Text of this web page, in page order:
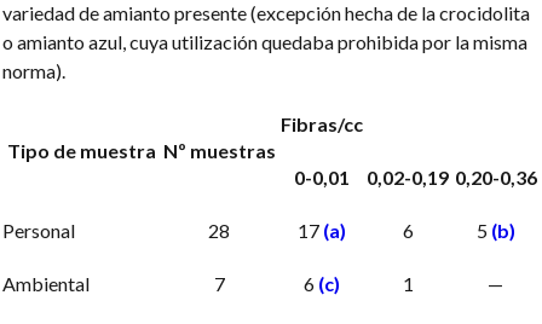
variedad de amianto presente (excepción hecha de la crocidolita
o amianto azul, cuya utilización quedaba prohibida por la misma
norma).
Tipo de muestra Nº muestras
Fibras/cc
0-0,01 0,02-0,19 0,20-0,36
Personal 28 17 (a) 6 5 (b)
Ambiental 7 6 (c) 1 —